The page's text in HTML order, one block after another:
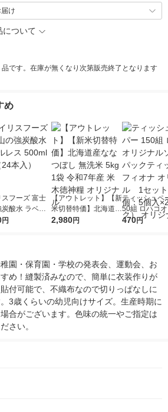
け
について
です。在庫が無くなり次第販売終了となります
め
スフーズ 富士
炭酸水 ラベル
1箱（24
円
【アウトレット】【新
米切替特価】北海道産
ななつぼし 無洗米 5k
2,980円
ティッシュペ
50組 ロハコ
ルソフトパッ
オリジナル
470円
園・保育園・学校の発表会、運動会、お
め！縫製済みなので、簡単に衣装作りが
付可能で、不織布なので切りっぱなしに
3歳くらいの幼児向けサイズ。生産時期に
合がございます。色味の統一やご指定は
さい。